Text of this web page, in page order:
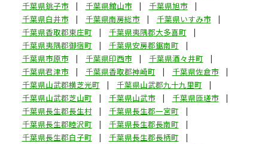
千葉県銚子市
千葉県館山市
千葉県旭市
千葉県白井市
千葉県南房総市
千葉県いすみ市
千葉県香取郡東庄町
千葉県夷隅郡大多喜町
千葉県夷隅郡御宿町
千葉県安房郡鋸南町
千葉県市原市
千葉県印西市
千葉県酒々井町
千葉県君津市
千葉県香取郡神崎町
千葉県佐倉市
千葉県山武郡横芝光町
千葉県山武郡九十九里町
千葉県山武郡芝山町
千葉県山武市
千葉県匝瑳市
千葉県長生郡長生村
千葉県長生郡一宮町
千葉県長生郡睦沢町
千葉県長生郡長南町
千葉県長生郡白子町
千葉県長生郡長柄町